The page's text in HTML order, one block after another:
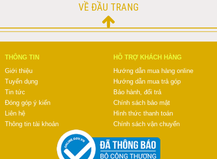
VỀ ĐẦU TRANG
THÔNG TIN
Giới thiệu
Tuyển dụng
Tin tức
Đóng góp ý kiến
Liên hệ
Thông tin tài khoản
HỖ TRỢ KHÁCH HÀNG
Hướng dẫn mua hàng online
Hướng dẫn mua trả góp
Bảo hành, đổi trả
Chính sách bảo mật
Hình thức thanh toán
Chính sách vận chuyển